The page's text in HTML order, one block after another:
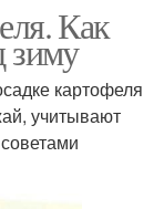
Как
зиму
картофеля
учитывают